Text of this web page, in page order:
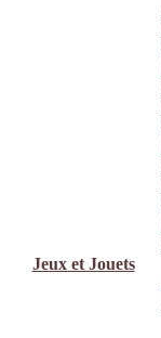
Jeux et Jouets